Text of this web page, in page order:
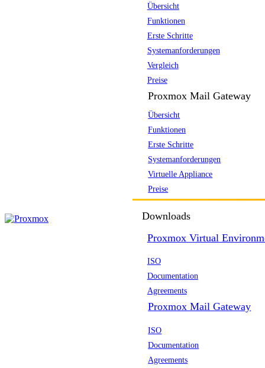
Übersicht
Funktionen
Erste Schritte
Systemanforderungen
Vergleich
Preise
Proxmox Mail Gateway
Übersicht
Funktionen
Erste Schritte
Systemanforderungen
Virtuelle Appliance
Preise
Downloads
Proxmox Virtual
ISO
Documentation
Agreements
Proxmox Mail Gateway
ISO
Documentation
Agreements